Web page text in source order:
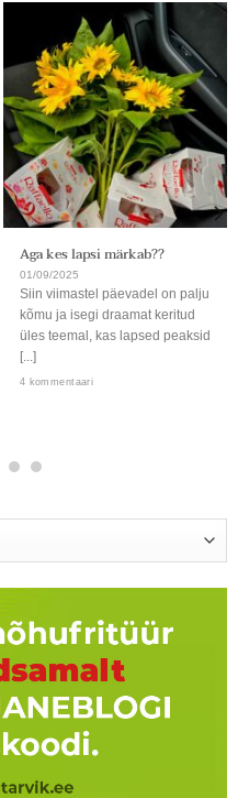
Aga kes lapsi märkab??
01/09/2025
Siin viimastel päevadel on palju
kõmu ja isegi draamat keritud
üles teemal, kas lapsed peaksid
[...]
4 kommentaari